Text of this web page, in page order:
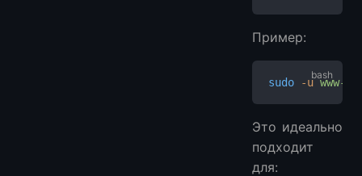
Пример:
sudo -u www-
Это идеально
подходит
для: